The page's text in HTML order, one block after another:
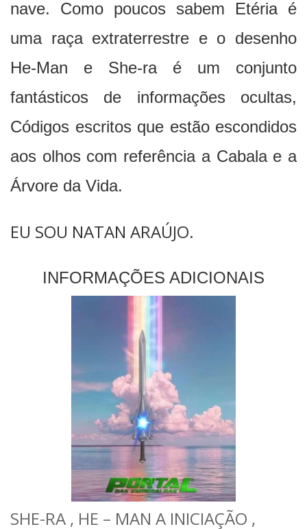
nave. Como poucos sabem Etéria é
uma raça extraterrestre e o desenho
He-Man e She-ra é um conjunto
fantásticos de informações ocultas,
Códigos escritos que estão escondidos
aos olhos com referência a Cabala e a
Árvore da Vida.
EU SOU NATAN ARAÚJO.
INFORMAÇÕES ADICIONAIS
SHE-RA , HE – MAN A INICIAÇÃO ,